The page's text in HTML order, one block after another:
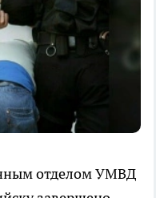
отделом УМВД